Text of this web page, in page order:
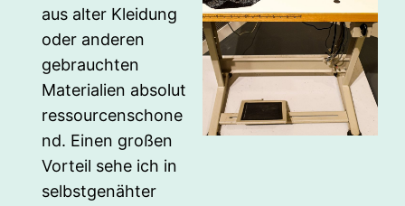
aus alter Kleidung
oder anderen
gebrauchten
Materialien absolut
ressourcenschone
nd. Einen großen
Vorteil sehe ich in
selbstgenähter